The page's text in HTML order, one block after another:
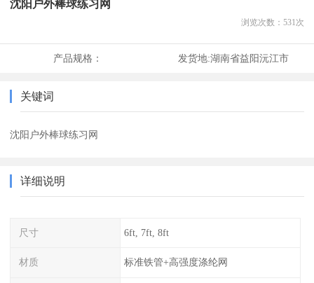
沈阳户外棒球练习网
浏览次数： 531 次
产品规格： 发货地:湖南省益阳沅江市
关键词
沈阳户外棒球练习网
详细说明
尺寸 6ft, 7ft, 8ft
材质 标准铁管+高强度涤纶网